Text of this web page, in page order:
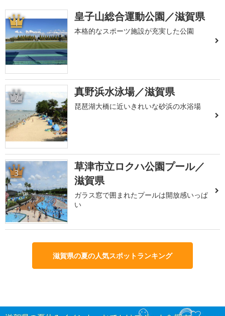
1 皇子山総合運動公園／滋賀県
本格的なスポーツ施設が充実した公園
2 真野浜水泳場／滋賀県
琵琶湖大橋に近いきれいな砂浜の水浴場
3
草津市立ロクハ公園プール／
滋賀県
ガラス窓で囲まれたプールは開放感いっぱ
い
滋賀県の夏の人気スポットランキング